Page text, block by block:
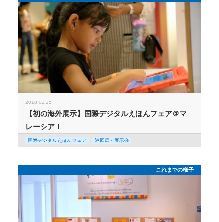
2018.02.25
【初の海外展示】国際デジタルえほんフェア＠マ
レーシア！
国際デジタルえほんフェア 巡回展・展示会
これまでの様子